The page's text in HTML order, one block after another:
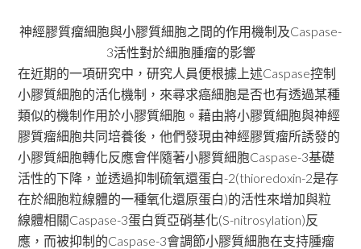
神經膠質瘤細胞與小膠質細胞之間的作用機制及Caspase-
3活性對於細胞腫瘤的影響
在近期的一項研究中，研究人員便根據上述Caspase控制
小膠質細胞的活化機制，來尋求癌細胞是否也有透過某種
類似的機制作用於小膠質細胞。藉由將小膠質細胞與神經
膠質瘤細胞共同培養後，他們發現由神經膠質瘤所誘發的
小膠質細胞轉化反應會伴隨著小膠質細胞Caspase-3基礎
活性的下降，並透過抑制硫氧還蛋白-2(thioredoxin-2是存
在於細胞粒線體的一種氧化還原蛋白)的活性來增加與粒
線體相關Caspase-3蛋白質亞硝基化(S-nitrosylation)反
應，而被抑制的Caspase-3會調節小膠質細胞在支持腫瘤